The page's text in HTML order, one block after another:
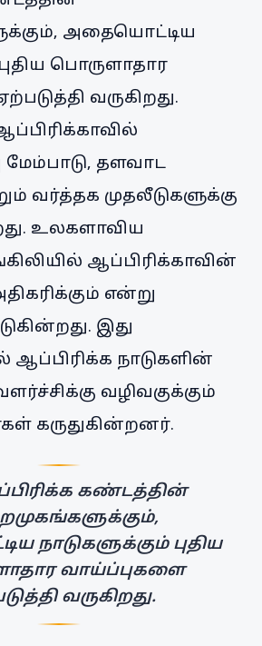
அதையொட்டிய
பொருளாதார
வருகிறது.
தளவாட
வர்த்தக முதலீடுகளுக்கு
உலகளாவிய
ஆப்பிரிக்காவின்
என்று
இது
நாடுகளின்
வழிவகுக்கும்
கருதுகின்றனர்.
கண்டத்தின்
நாடுகளுக்கும் புதிய
வாய்ப்புகளை
வருகிறது.